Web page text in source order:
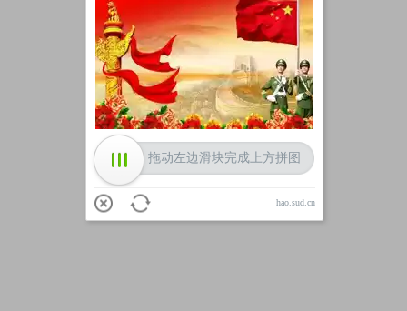
加载中
拖动左边滑块完成上方拼图
hao.sud.cn